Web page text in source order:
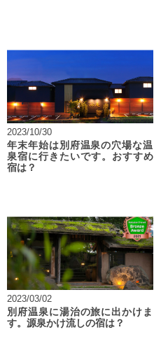
2023/10/30
年末年始は別府温泉の穴場な温
泉宿に行きたいです。おすすめ
宿は？
2023/03/02
別府温泉に湯治の旅に出かけま
す。源泉かけ流しの宿は？